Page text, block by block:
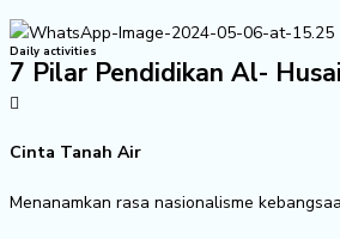
Daily activities
7 Pilar Pendidikan Al-
Cinta Tanah Air
Menanamkan rasa nasionalisme